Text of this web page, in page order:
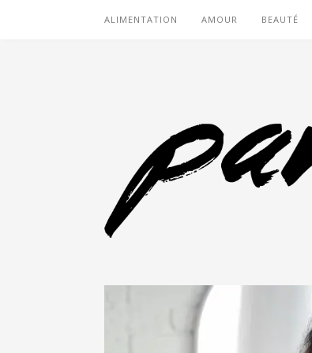
ALIMENTATION AMOUR BEAUTÉ